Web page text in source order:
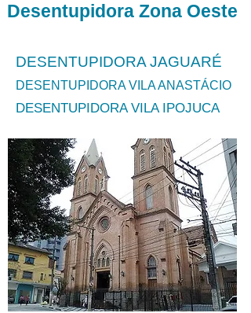
Desentupidora Zona Oeste
DESENTUPIDORA JAGUARÉ
DESENTUPIDORA VILA ANASTÁCIO
DESENTUPIDORA VILA IPOJUCA